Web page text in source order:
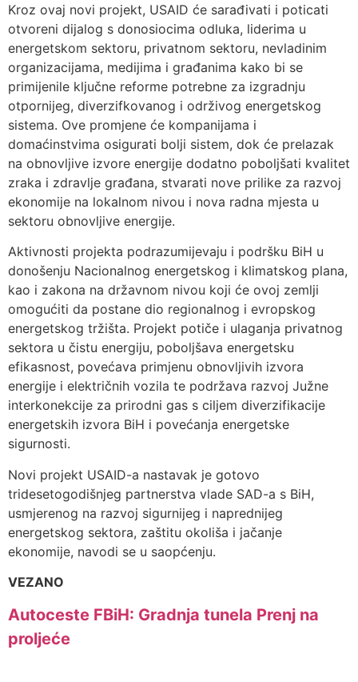
Kroz ovaj novi projekt, USAID će sarađivati i poticati
otvoreni dijalog s donosiocima odluka, liderima u
energetskom sektoru, privatnom sektoru, nevladinim
organizacijama, medijima i građanima kako bi se
primijenile ključne reforme potrebne za izgradnju
otpornijeg, diverzifkovanog i održivog energetskog
sistema. Ove promjene će kompanijama i
domaćinstvima osigurati bolji sistem, dok će prelazak
na obnovljive izvore energije dodatno poboljšati kvalitet
zraka i zdravlje građana, stvarati nove prilike za razvoj
ekonomije na lokalnom nivou i nova radna mjesta u
sektoru obnovljive energije.
Aktivnosti projekta podrazumijevaju i podršku BiH u
donošenju Nacionalnog energetskog i klimatskog plana,
kao i zakona na državnom nivou koji će ovoj zemlji
omogućiti da postane dio regionalnog i evropskog
energetskog tržišta. Projekt potiče i ulaganja privatnog
sektora u čistu energiju, poboljšava energetsku
efikasnost, povećava primjenu obnovljivih izvora
energije i električnih vozila te podržava razvoj Južne
interkonekcije za prirodni gas s ciljem diverzifikacije
energetskih izvora BiH i povećanja energetske
sigurnosti.
Novi projekt USAID-a nastavak je gotovo
tridesetogodišnjeg partnerstva vlade SAD-a s BiH,
usmjerenog na razvoj sigurnijeg i naprednijeg
energetskog sektora, zaštitu okoliša i jačanje
ekonomije, navodi se u saopćenju.
VEZANO
Autoceste FBiH: Gradnja tunela Prenj na
proljeće